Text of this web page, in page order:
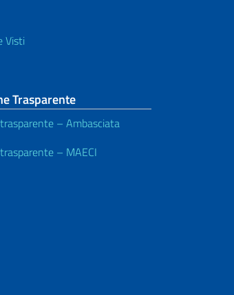
Visti
Trasparente
– Ambasciata
– MAECI